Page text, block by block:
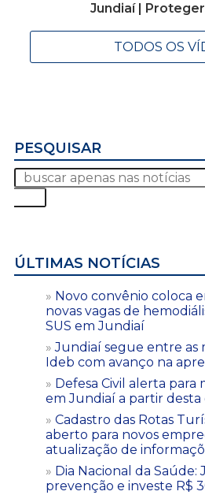
Jundiaí |
TODOS OS
PESQUISAR
ÚLTIMAS NOTÍCIAS
Novo convênio coloca
novas vagas de
SUS em Jundiaí
Jundiaí segue entre as
Ideb com avanço na
Defesa Civil alerta
em Jundiaí a partir desta
Cadastro das Rotas
aberto para novos
atualização de
Dia Nacional da
prevenção e investe R$